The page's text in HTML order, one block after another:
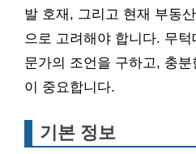
발 호재, 그리고 현재 부동
으로 고려해야 합니다. 무
문가의 조언을 구하고, 충
이 중요합니다.
기본 정보